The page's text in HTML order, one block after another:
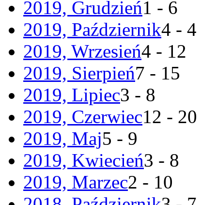
2019, Grudzień1 - 6
2019, Październik4 - 4
2019, Wrzesień4 - 12
2019, Sierpień7 - 15
2019, Lipiec3 - 8
2019, Czerwiec12 - 20
2019, Maj5 - 9
2019, Kwiecień3 - 8
2019, Marzec2 - 10